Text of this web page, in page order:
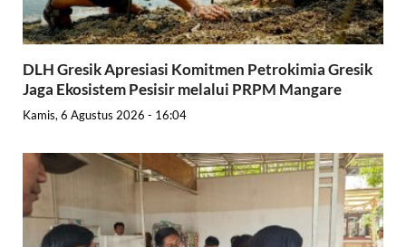
DLH Gresik Apresiasi Komitmen Petrokimia Gresik
Jaga Ekosistem Pesisir melalui PRPM Mangare
Kamis, 6 Agustus 2026 - 16:04